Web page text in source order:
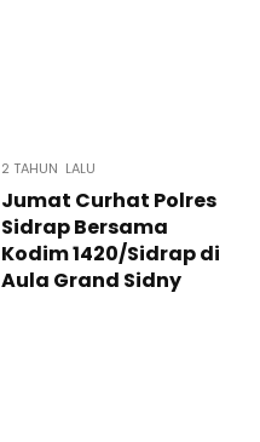
2 TAHUN LALU
Jumat Curhat Polres
Sidrap Bersama
Kodim 1420/Sidrap di
Aula Grand Sidny